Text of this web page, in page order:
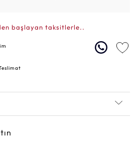
başlayan taksitlerle..